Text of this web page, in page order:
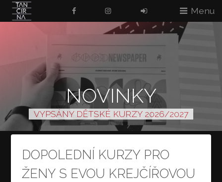
Menu
NOVINKY
VYPSÁNY DĚTSKÉ KURZY 2026/2027
DOPOLEDNÍ KURZY PRO
ŽENY S EVOU KREJČÍŘOVOU